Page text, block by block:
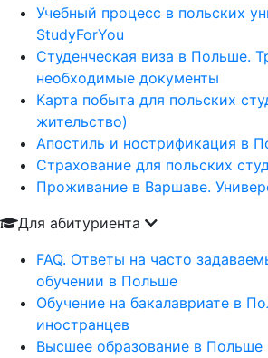
Учебный процесс в польских
StudyForYou
Студенческая виза в Польше.
необходимые документы
Карта побыта для польских
жительство)
Апостиль и нострификация в
Страхование для польских
Проживание в Варшаве.
Для абитуриента
FAQ. Ответы на часто
обучении в Польше
Обучение на бакалавриате в
иностранцев
Высшее образование в Польше